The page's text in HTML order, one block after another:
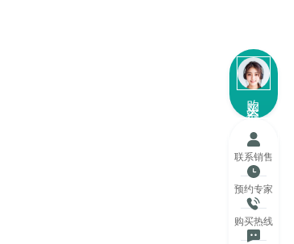
购买咨询
联系销售
预约专家
购买热线